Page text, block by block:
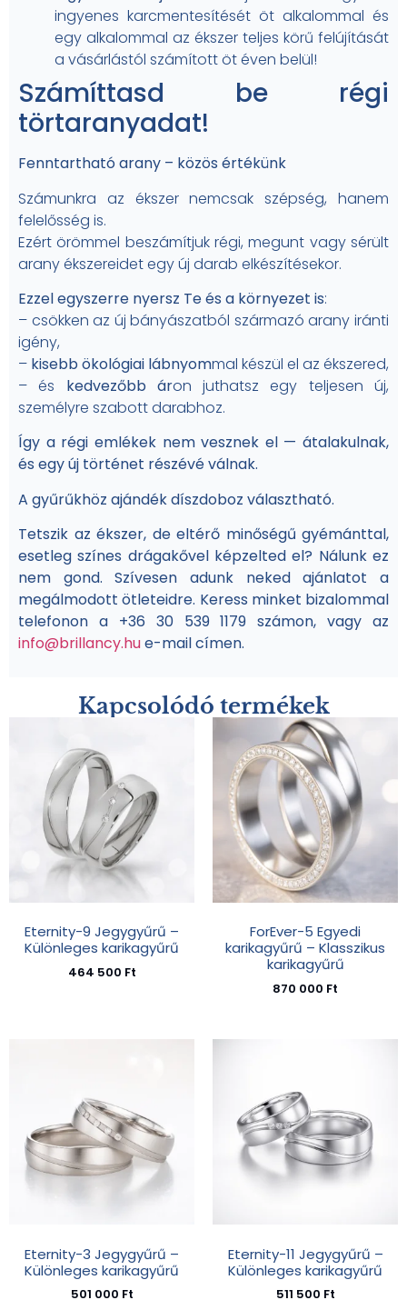
ingyenes karcmentesítését öt alkalommal és
egy alkalommal az ékszer teljes körű felújítását
a vásárlástól számított öt éven belül!
Számíttasd be régi
törtaranyadat!
Fenntartható arany – közös értékünk
Számunkra az ékszer nemcsak szépség, hanem
felelősség is.
Ezért örömmel beszámítjuk régi, megunt vagy sérült
arany ékszereidet egy új darab elkészítésekor.
Ezzel egyszerre nyersz Te és a környezet is:
– csökken az új bányászatból származó arany iránti
igény,
– kisebb ökológiai lábnyommal készül el az ékszered,
– és kedvezőbb áron juthatsz egy teljesen új,
személyre szabott darabhoz.
Így a régi emlékek nem vesznek el — átalakulnak,
és egy új történet részévé válnak.
A gyűrűkhöz ajándék díszdoboz választható.
Tetszik az ékszer, de eltérő minőségű gyémánttal,
esetleg színes drágakővel képzelted el? Nálunk ez
nem gond. Szívesen adunk neked ajánlatot a
megálmodott ötleteidre. Keress minket bizalommal
telefonon a +36 30 539 1179 számon, vagy az
info@brillancy.hue-mail címen.
Kapcsolódó termékek
Eternity-9 Jegygyűrű –
Különleges karikagyűrű
464 500 Ft
ForEver-5 Egyedi
karikagyűrű – Klasszikus
karikagyűrű
870 000 Ft
Eternity-3 Jegygyűrű –
Különleges karikagyűrű
501 000 Ft
Eternity-11 Jegygyűrű –
Különleges karikagyűrű
511 500 Ft